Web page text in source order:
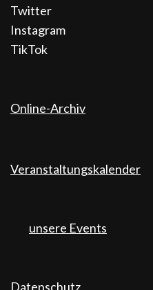
Twitter
Instagram
TikTok
Online-Archiv
Veranstaltungskalender
unsere Events
Datenschutz